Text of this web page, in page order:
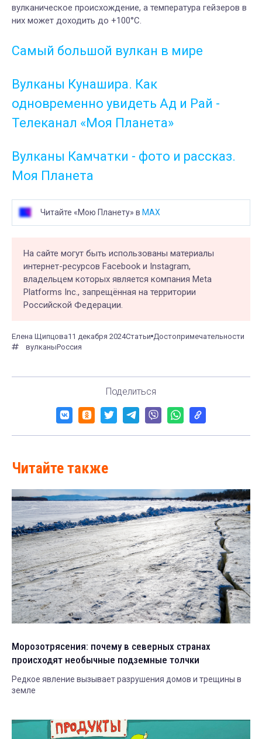
вулканическое происхождение, а температура гейзеров в
них может доходить до +100°C.
Самый большой вулкан в мире
Вулканы Кунашира. Как
одновременно увидеть Ад и Рай -
Телеканал «Моя Планета»
Вулканы Камчатки - фото и рассказ.
Моя Планета
Читайте «Мою Планету» в MAX
На сайте могут быть использованы материалы
интернет-ресурсов Facebook и Instagram,
владельцем которых является компания Meta
Platforms Inc., запрещённая на территории
Российской Федерации.
Елена Щипцова11 декабря 2024Статьи Достопримечательности
вулканыРоссия
Поделиться
Читайте также
Морозотрясения: почему в северных странах
происходят необычные подземные толчки
Редкое явление вызывает разрушения домов и трещины в
земле